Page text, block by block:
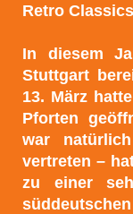
Retro
In diesem
Stuttgart
13. März
Pforten
war
vertreten –
zu einer